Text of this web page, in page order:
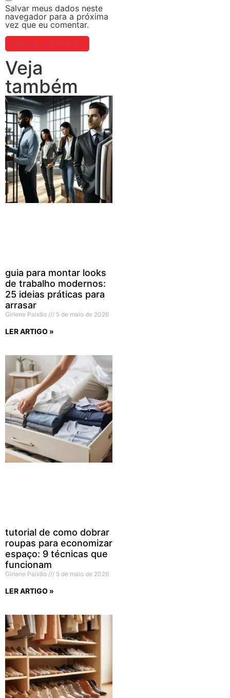
Salvar meus dados neste
navegador para a próxima
vez que eu comentar.
Veja
também
guia para montar looks
de trabalho modernos:
25 ideias práticas para
arrasar
Girlene Paixão 5 de maio de 2026
LER ARTIGO »
tutorial de como dobrar
roupas para economizar
espaço: 9 técnicas que
funcionam
Girlene Paixão 5 de maio de 2026
LER ARTIGO »